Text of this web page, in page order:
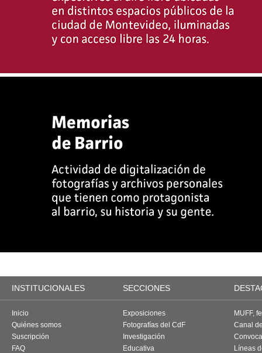
INSTITUCIONALES SECCIONES
Inicio
Quiénes somos
Suscripción
FAQ
Exposiciones
Fotografías del CdF
Investigación
Educativa
MUFF,
Canal
Líneas